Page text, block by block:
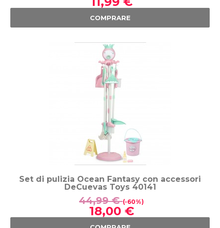
COMPRARE
Set di pulizia Ocean Fantasy con accessori
DeCuevas Toys 40141
44,99 €(-60%)
18,00 €